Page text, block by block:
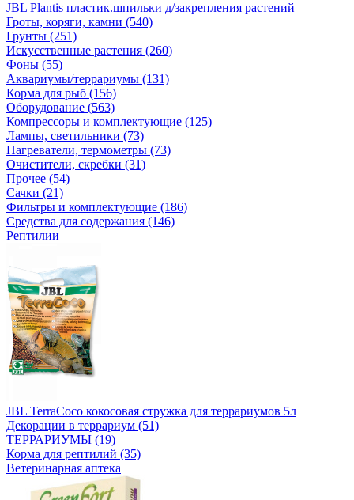
JBL Plantis пластик.шпильки д/закрепления растений
Гроты, коряги, камни (540)
Грунты (251)
Искусственные растения (260)
Фоны (55)
Аквариумы/террариумы (131)
Корма для рыб (156)
Оборудование (563)
Компрессоры и комплектующие (125)
Лампы, светильники (73)
Нагреватели, термометры (73)
Очистители, скребки (31)
Прочее (54)
Сачки (21)
Фильтры и комплектующие (186)
Средства для содержания (146)
Рептилии
JBL TerraCoco кокосовая стружка для террариумов 5л
Декорации в террариум (51)
ТЕРРАРИУМЫ (19)
Корма для рептилий (35)
Ветеринарная аптека